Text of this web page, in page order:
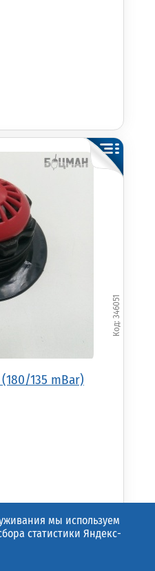
135 mBar)
346051
мы используем
статистики Яндекс-